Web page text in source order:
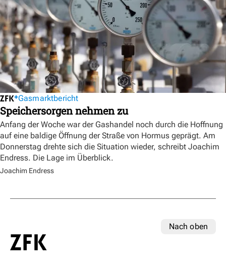
Gasmarktbericht
Speichersorgen nehmen zu
Anfang der Woche war der Gashandel noch durch die Hoffnung
auf eine baldige Öffnung der Straße von Hormus geprägt. Am
Donnerstag drehte sich die Situation wieder, schreibt Joachim
Endress. Die Lage im Überblick.
Joachim Endress
Nach oben